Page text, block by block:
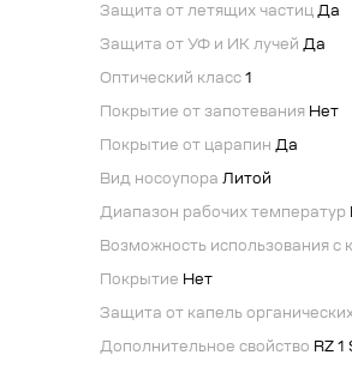
Защита от летящих частиц Да
Защита от УФ и ИК лучей Да
Оптический класс 1
Покрытие от запотевания Нет
Покрытие от царапин Да
Вид носоупора Литой
Диапазон рабочих температур
Возможность использования
Покрытие Нет
Защита от капель
Дополнительное свойство RZ 1